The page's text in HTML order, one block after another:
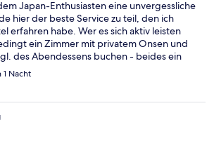
Japan-Enthusiasten eine unvergessliche
hier der beste Service zu teil, den ich
erfahren habe. Wer es sich aktiv leisten
ein Zimmer mit privatem Onsen und
des Abendessens buchen - beides ein
für Körper und Gaumen. Wir sind bei
Bushaltestelle gefahren und von
Service des Hotels von umliegenden Bus-
Anspruch nehmen. Insgesamt eine
auf unserer Japanreise.
1 Nacht